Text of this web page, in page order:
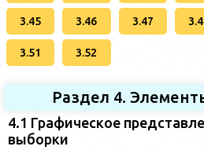
3.45 3.46 3.47
3.51 3.52
Раздел 4.
4.1 Графическое
выборки